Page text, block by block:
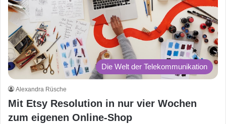
Die Welt der Telekommunikation
Alexandra Rüsche
Mit Etsy Resolution in nur vier Wochen
zum eigenen Online-Shop